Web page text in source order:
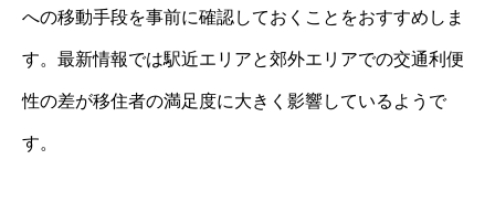
への移動手段を事前に確認しておくことをおすすめしま
す。最新情報では駅近エリアと郊外エリアでの交通利便
性の差が移住者の満足度に大きく影響しているようで
す。